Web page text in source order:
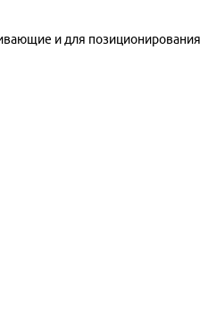
и для позиционирования